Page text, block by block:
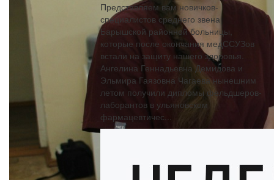
Представляем вам новичков-
специалистов среднего звена
Барышской районной больницы,
которые после окончания медССУЗов
встали на защиту нашего здоровья.
Ангелина Геннадьевна Демидова и
Эльмира Гаязовна Чагаева нынешним
летом получили дипломы фельдшеров-
лаборантов в ульяновском
фармацевтичес...